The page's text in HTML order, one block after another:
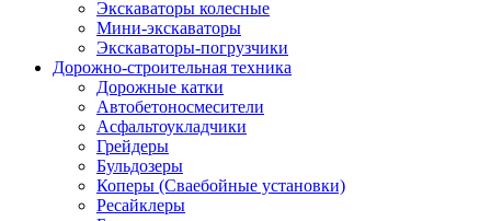
Экскаваторы колесные
Мини-экскаваторы
Экскаваторы-погрузчики
Дорожно-строительная техника
Дорожные катки
Автобетоносмесители
Асфальтоукладчики
Грейдеры
Бульдозеры
Коперы (Сваебойные установки)
Ресайклеры